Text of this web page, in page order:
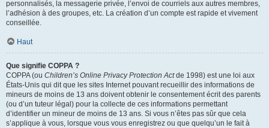
personnalisés, la messagerie privée, l’envoi de courriels aux autres membres,
l’adhésion à des groupes, etc. La création d’un compte est rapide et vivement
conseillée.
Haut
Que signifie COPPA ?
COPPA (ou Children’s Online Privacy Protection Actde 1998) est une loi aux
États-Unis qui dit que les sites Internet pouvant recueillir des informations de
mineurs de moins de 13 ans doivent obtenir le consentement écrit des parents
(ou d’un tuteur légal) pour la collecte de ces informations permettant
d’identifier un mineur de moins de 13 ans. Si vous n’êtes pas sûr que cela
s’applique à vous, lorsque vous vous enregistrez ou que quelqu’un le fait à